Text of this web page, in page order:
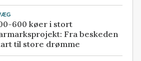
600 køer i stort
Fra beskeden
til store drømme